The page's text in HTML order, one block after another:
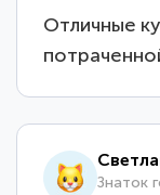
Отличные
Знаток